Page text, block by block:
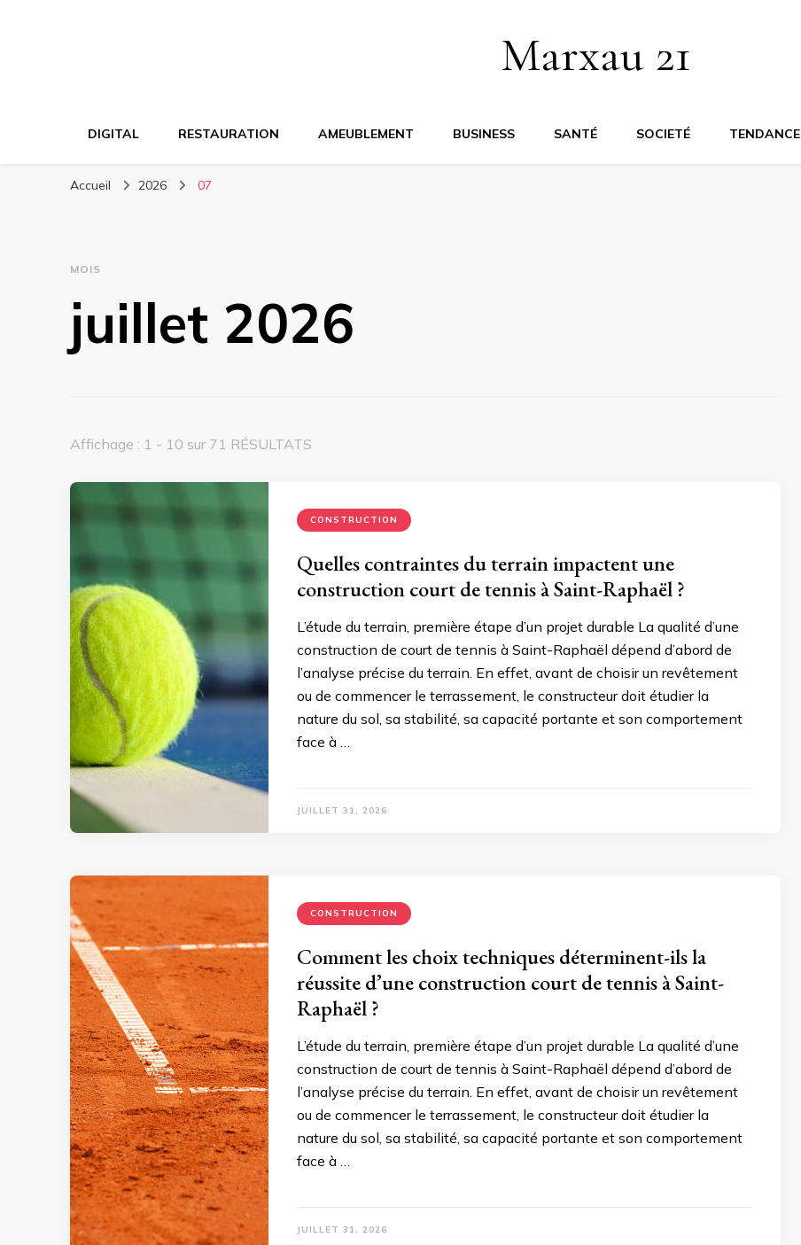
Marxau 21
DIGITAL RESTAURATION AMEUBLEMENT BUSINESS SANTÉ SOCIETÉ TENDANCE
Accueil 2026 07
MOIS
juillet 2026
Affichage : 1 - 10 sur 71 RÉSULTATS
CONSTRUCTION
Quelles contraintes du terrain impactent une
construction court de tennis à Saint-Raphaël ?
L’étude du terrain, première étape d’un projet durable La qualité d’une
construction de court de tennis à Saint-Raphaël dépend d’abord de
l’analyse précise du terrain. En effet, avant de choisir un revêtement
ou de commencer le terrassement, le constructeur doit étudier la
nature du sol, sa stabilité, sa capacité portante et son comportement
face à …
JUILLET 31, 2026
CONSTRUCTION
Comment les choix techniques déterminent-ils la
réussite d’une construction court de tennis à Saint-
Raphaël ?
L’étude du terrain, première étape d’un projet durable La qualité d’une
construction de court de tennis à Saint-Raphaël dépend d’abord de
l’analyse précise du terrain. En effet, avant de choisir un revêtement
ou de commencer le terrassement, le constructeur doit étudier la
nature du sol, sa stabilité, sa capacité portante et son comportement
face à …
JUILLET 31, 2026